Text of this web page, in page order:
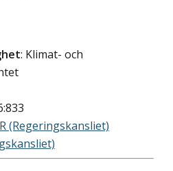
: Klimat- och
(Regeringskansliet)